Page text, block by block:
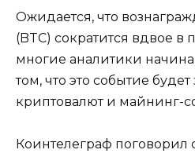
Ожидается, что
(BTC) сократится вдвое в
многие аналитики
том, что это событие
криптовалют и майнинг-
Коинтелеграф поговорил